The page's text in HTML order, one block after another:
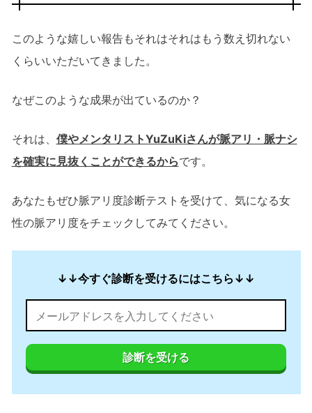
このような嬉しい報告もそれはそれはもう数え切れない
くらいいただいてきました。
なぜこのような成果が出ているのか？
それは、 僕やメンタリストYuZuKiさんが脈アリ・脈ナシ
を確実に見抜くことができるからです。
あなたもぜひ脈アリ度診断テストを受けて、気になる女
性の脈アリ度をチェックしてみてください。
↓↓今すぐ診断を受けるにはこちら↓↓
診断を受ける